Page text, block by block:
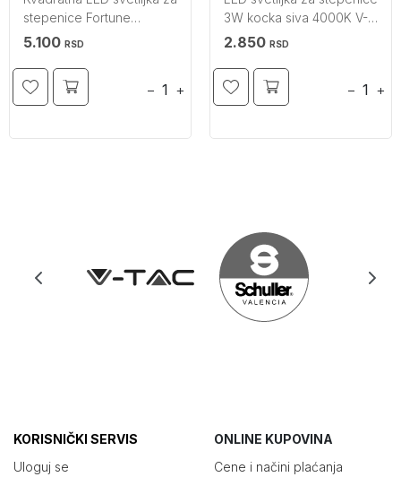
stepenice Fortune
BRITOP
5.100 RSD
− +
3W kocka siva 4000K V-
TAC
2.850 RSD
− +
KORISNIČKI SERVIS
Uloguj se
ONLINE KUPOVINA
Cene i načini plaćanja